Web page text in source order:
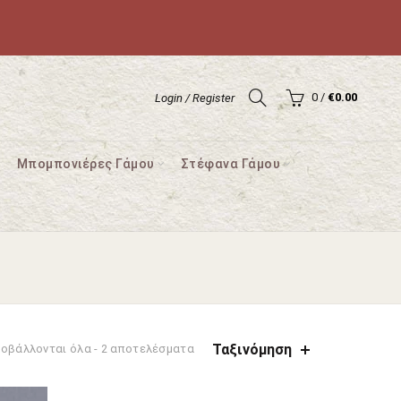
Login / Register 0 / €0.00
Μπομπονιέρες Γάμου Στέφανα Γάμου
όλα - 2 αποτελέσματα Sorted
Ταξινόμηση